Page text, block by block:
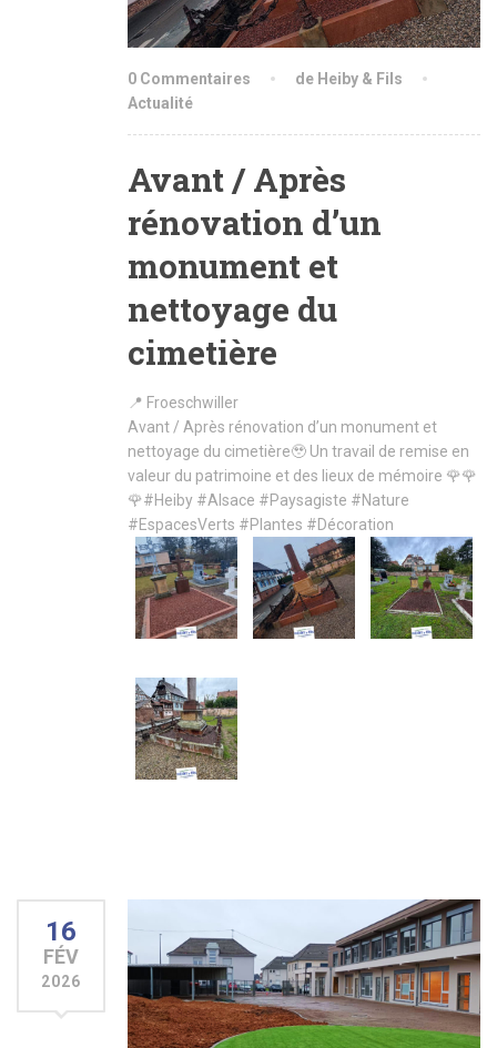
0 Commentaires
de Heiby & Fils
Actualité
Avant / Après
rénovation d’un
monument et
nettoyage du
cimetière
📍 Froeschwiller
Avant / Après rénovation d’un monument et
nettoyage du cimetière🥹 Un travail de remise en
valeur du patrimoine et des lieux de mémoire 🌹🌹
🌹#Heiby #Alsace #Paysagiste #Nature
#EspacesVerts #Plantes #Décoration
16
FÉV
2026